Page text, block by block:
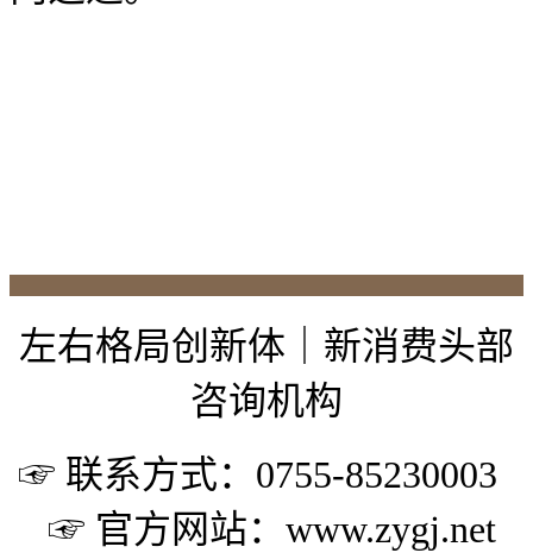
左右格局创新体｜新消费头部
咨询机构
☞ 联系方式：0755-85230003
☞ 官方网站：www.zygj.net